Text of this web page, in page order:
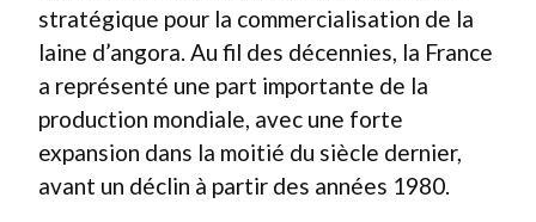
stratégique pour la commercialisation de la
laine d’angora. Au fil des décennies, la France
a représenté une part importante de la
production mondiale, avec une forte
expansion dans la moitié du siècle dernier,
avant un déclin à partir des années 1980.